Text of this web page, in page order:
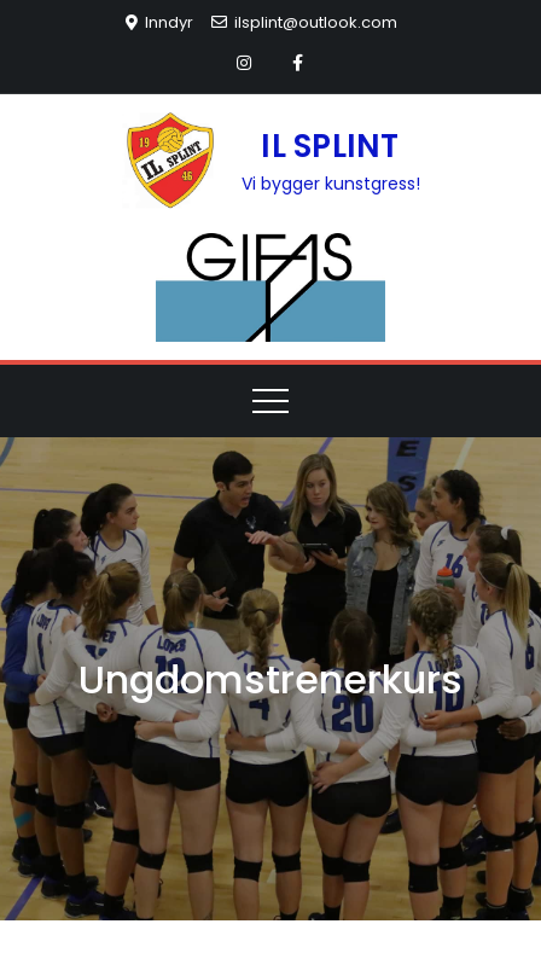
Inndyr ilsplint@outlook.com
IL SPLINT
Vi bygger kunstgress!
Ungdomstrenerkurs